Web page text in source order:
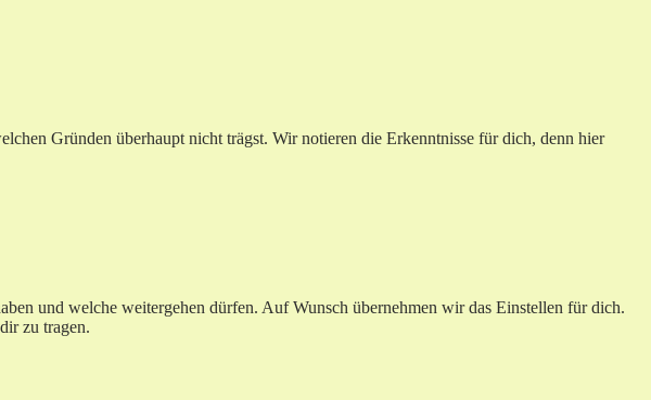
Gründen überhaupt nicht trägst. Wir notieren die Erkenntnisse für dich, denn hier
und welche weitergehen dürfen. Auf Wunsch übernehmen wir das Einstellen für dich.
zu tragen.